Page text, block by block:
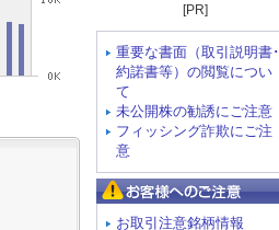
[PR]
重要な書面（取引説明書･
約諾書等）の閲覧につい
て
未公開株の勧誘にご注意
フィッシング詐欺にご注
意
お取引注意銘柄情報